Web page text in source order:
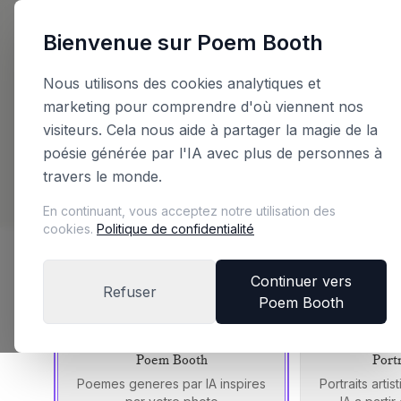
Bienvenue sur Poem Booth
Nous utilisons des cookies analytiques et
marketing pour comprendre d'où viennent nos
visiteurs. Cela nous aide à partager la magie de la
poésie générée par l'IA avec plus de personnes à
travers le monde.
En continuant, vous acceptez notre utilisation des
cookies. Politique de confidentialité
Refuser
Continuer vers
Poem Booth
Planifiez votre
Configurez votre booth et obtenez un devis
Choisissez votre edition de booth
Poem Booth
Poemes generes par IA inspires
Portraits